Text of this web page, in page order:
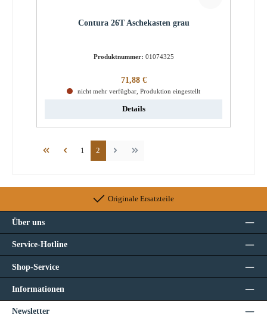
Contura 26T Aschekasten grau
Produktnummer: 01074325
Regulärer Preis:
71,88 €
nicht mehr verfügbar, Produktion eingestellt
Details
Seite
1 Seite
2
Originale Ersatzteile
Über uns
Service-Hotline
Shop-Service
Informationen
Newsletter